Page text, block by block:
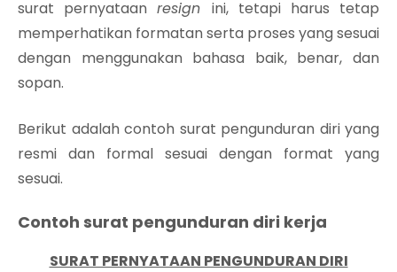
surat pernyataanresign ini, tetapi harus tetap
memperhatikan formatan serta proses yang sesuai
dengan menggunakan bahasa baik, benar, dan
sopan.
Berikut adalah contoh surat pengunduran diri yang
resmi dan formal sesuai dengan format yang
sesuai.
Contoh surat pengunduran diri kerja
SURAT PERNYATAAN PENGUNDURAN DIRI